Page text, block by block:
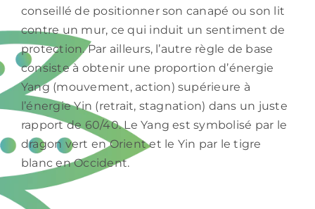
conseillé de positionner son canapé ou son lit
contre un mur, ce qui induit un sentiment de
protection. Par ailleurs, l’autre règle de base
consiste à obtenir une proportion d’énergie
Yang (mouvement, action) supérieure à
l’énergie Yin (retrait, stagnation) dans un juste
rapport de 60/40. Le Yang est symbolisé par le
dragon vert en Orient et le Yin par le tigre
blanc en Occident.